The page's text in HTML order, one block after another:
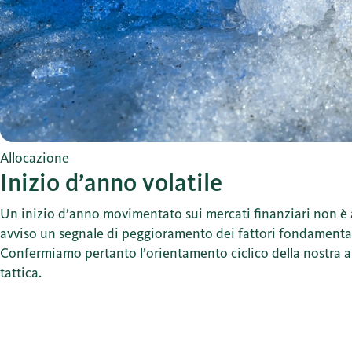
Allocazione
Inizio d’anno volatile
Un inizio d’anno movimentato sui mercati finanziari non è
avviso un segnale di peggioramento dei fattori
Confermiamo pertanto l’orientamento ciclico della nostra
tattica.